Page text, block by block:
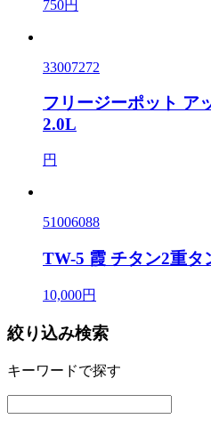
750円
33007272
フリージーポット ア
2.0L
円
51006088
TW-5 霞 チタン2重タ
10,000円
絞り込み検索
キーワードで探す